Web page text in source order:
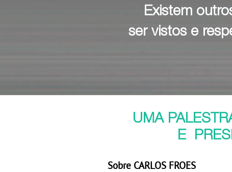
UMA
E
Sobre CARLOS FROES
Existem
ser vistos e